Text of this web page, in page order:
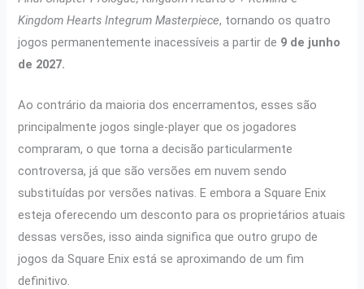
Kingdom Hearts Integrum Masterpiece, tornando os quatro
jogos permanentemente inacessíveis a partir de 9 de junho
de 2027.
Ao contrário da maioria dos encerramentos, esses são
principalmente jogos single-player que os jogadores
compraram, o que torna a decisão particularmente
controversa, já que são versões em nuvem sendo
substituídas por versões nativas. E embora a Square Enix
esteja oferecendo um desconto para os proprietários atuais
dessas versões, isso ainda significa que outro grupo de
jogos da Square Enix está se aproximando de um fim
definitivo.